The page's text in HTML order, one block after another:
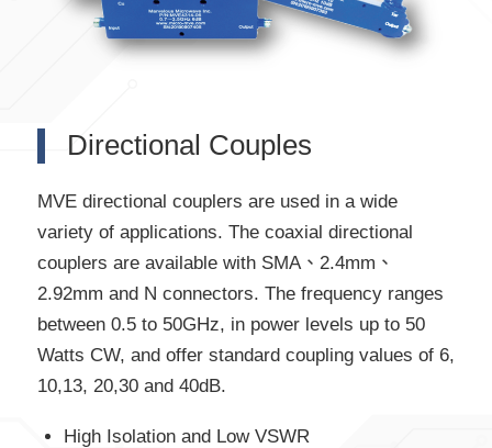
Directional Couples
MVE directional couplers are used in a wide
variety of applications. The coaxial directional
couplers are available with SMA、2.4mm、
2.92mm and N connectors. The frequency ranges
between 0.5 to 50GHz, in power levels up to 50
Watts CW, and offer standard coupling values of 6,
10,13, 20,30 and 40dB.
High Isolation and Low VSWR